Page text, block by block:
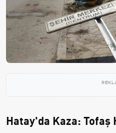
Hatay'da Kaza: Tofaş